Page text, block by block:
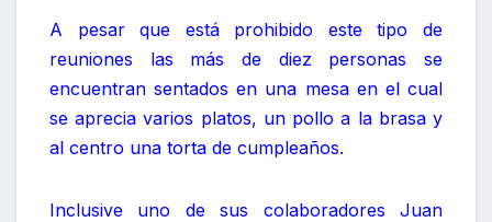
A pesar que está prohibido este tipo de
reuniones las más de diez personas se
encuentran sentados en una mesa en el cual
se aprecia varios platos, un pollo a la brasa y
al centro una torta de cumpleaños.
Inclusive uno de sus colaboradores Juan